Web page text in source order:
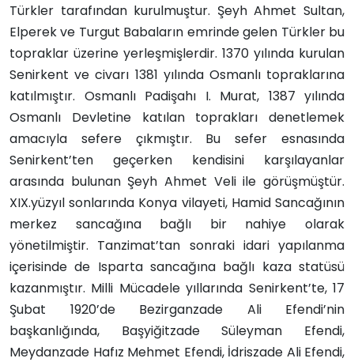
Türkler tarafından kurulmuştur. Şeyh Ahmet Sultan,
Elperek ve Turgut Babaların emrinde gelen Türkler bu
topraklar üzerine yerleşmişlerdir. 1370 yılında kurulan
Senirkent ve civarı 1381 yılında Osmanlı topraklarına
katılmıştır. Osmanlı Padişahı I. Murat, 1387 yılında
Osmanlı Devletine katılan toprakları denetlemek
amacıyla sefere çıkmıştır. Bu sefer esnasında
Senirkent’ten geçerken kendisini karşılayanlar
arasında bulunan Şeyh Ahmet Veli ile görüşmüştür.
XIX.yüzyıl sonlarında Konya vilayeti, Hamid Sancağının
merkez sancağına bağlı bir nahiye olarak
yönetilmiştir. Tanzimat’tan sonraki idari yapılanma
içerisinde de Isparta sancağına bağlı kaza statüsü
kazanmıştır. Milli Mücadele yıllarında Senirkent’te, 17
Şubat 1920’de Bezirganzade Ali Efendi’nin
başkanlığında, Başyiğitzade Süleyman Efendi,
Meydanzade Hafız Mehmet Efendi, İdriszade Ali Efendi,